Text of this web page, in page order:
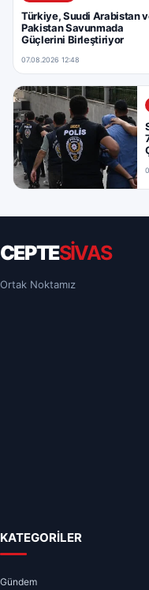
Türkiye, Suudi Arabistan
Pakistan Savunmada
Güçlerini Birleştiriyor
07.08.2026 12:48
CEPTESİVAS
Ortak Noktamız
KATEGORİLER
Gündem